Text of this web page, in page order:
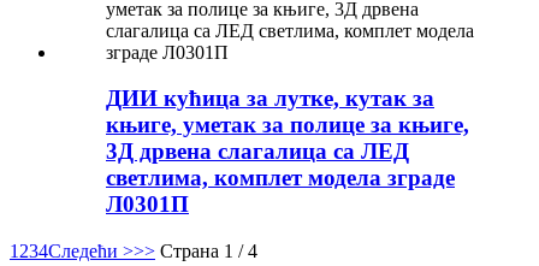
ДИИ кућица за лутке, кутак за
књиге, уметак за полице за књиге,
3Д дрвена слагалица са ЛЕД
светлима, комплет модела зграде
Л0301П
1 234Следећи >>> Страна 1 / 4